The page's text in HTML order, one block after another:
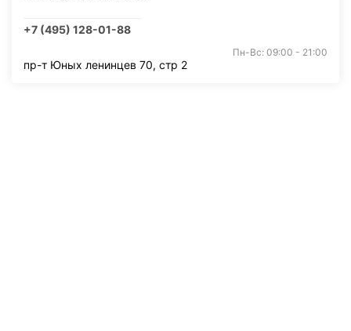
+7 (495) 128-01-88
Пн-Вс: 09:00 - 21:00
пр-т Юных ленинцев 70, стр 2